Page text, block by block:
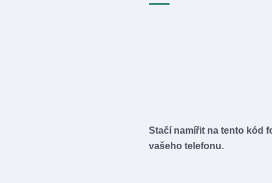
Stačí namířit na tento kód
vašeho telefonu.